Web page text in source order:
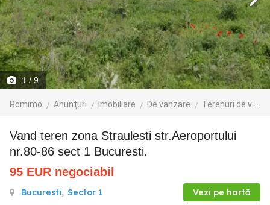
1 / 9
Romimo Anunțuri Imobiliare De vanzare Terenuri de vanzare
Vand teren zona Straulesti str.Aeroportului
nr.80-86 sect 1 Bucuresti.
95 EUR negociabil
Bucuresti, Sector 1 Vezi pe hartă